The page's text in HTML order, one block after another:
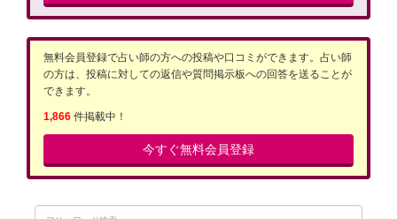
無料会員登録で占い師の方への投稿や口コミができます。占い師
の方は、投稿に対しての返信や質問掲示板への回答を送ることが
できます。
1,866 件掲載中！
今すぐ無料会員登録